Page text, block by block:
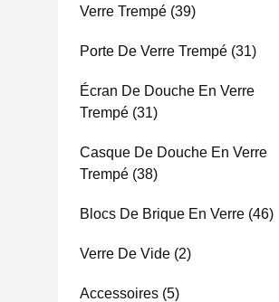
Verre Trempé (39)
Porte De Verre Trempé (31)
Écran De Douche En Verre
Trempé (31)
Casque De Douche En Verre
Trempé (38)
Blocs De Brique En Verre (46)
Verre De Vide (2)
Accessoires (5)